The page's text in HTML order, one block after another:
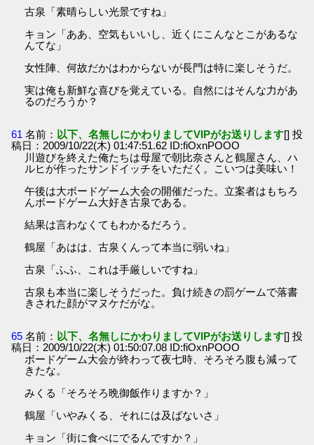
古泉「素晴らしい光景ですね」
キョン「ああ、空気もいいし、近くにこんなとこがあるな
んてな」
女性陣、何故だかはわからないが長門は特に楽しそうだ。
実は俺も新鮮な喜びを覚えている。自然にはそんな力があ
るのだろうか？
61 名前： 以下、名無しにかわりましてVIPがお送りします[] 投
稿日：2009/10/22(木) 01:47:51.62 ID:fiOxnPOOO
川遊びを終えた俺たちは母屋で朝比奈さんと鶴屋さん、ハ
ルヒが作ったサンドイッチをいただく。こいつは美味い！
午後は大ボードゲーム大会の開催だった。立案者はもちろ
んボードゲーム大好き古泉である。
結果は言わなくてもわかるだろう。
鶴屋「あはは、古泉くんって本当に弱いね」
古泉「ふふ、これは手厳しいですね」
古泉も本当に楽しそうだった。負け続きの罰ゲームで落書
きされた顔がマヌケだがな。
65 名前： 以下、名無しにかわりましてVIPがお送りします[] 投
稿日：2009/10/22(木) 01:50:07.08 ID:fiOxnPOOO
ボードゲーム大会が終わって夜七時、そろそろ腹も減って
きたな。
みくる「そろそろ晩御飯作りますか？」
鶴屋「いやみくる、それには及ばないさ」
キョン「街に食べにでるんですか？」